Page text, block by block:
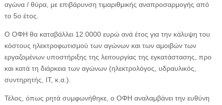
αγώνα / θύρα, με επιβάρυνση τιμαριθμικής αναπροσαρμογής από
το 5ο έτος.
Ο ΟΦΗ θα καταβάλλει 12.0000 ευρώ ανά έτος για την κάλυψη του
κόστους ηλεκτροφωτισμού των αγώνων και των αμοιβών των
εργαζομένων υποστήριξης της λειτουργίας της εγκατάστασης, προ
και κατά τη διάρκεια των αγώνων (ηλεκτρολόγος, υδραυλικός,
συντηρητής, IT, κ.α.).
Τέλος, όπως ρητά συμφωνήθηκε, ο ΟΦΗ αναλαμβάνει την ευθύνη